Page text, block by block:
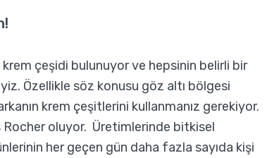
çeşidi bulunuyor ve hepsinin belirli bir
Özellikle söz konusu göz altı bölgesi
krem çeşitlerini kullanmanız gerekiyor.
Rocher oluyor. Üretimlerinde bitkisel
her geçen gün daha fazla sayıda kişi